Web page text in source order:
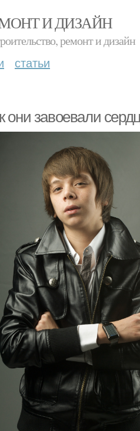
И ДИЗАЙН
ремонт и дизайн
статьи
они завоевали